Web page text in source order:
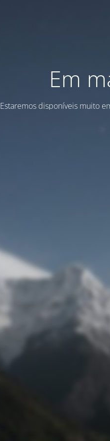
Em
Estaremos disponíveis muito